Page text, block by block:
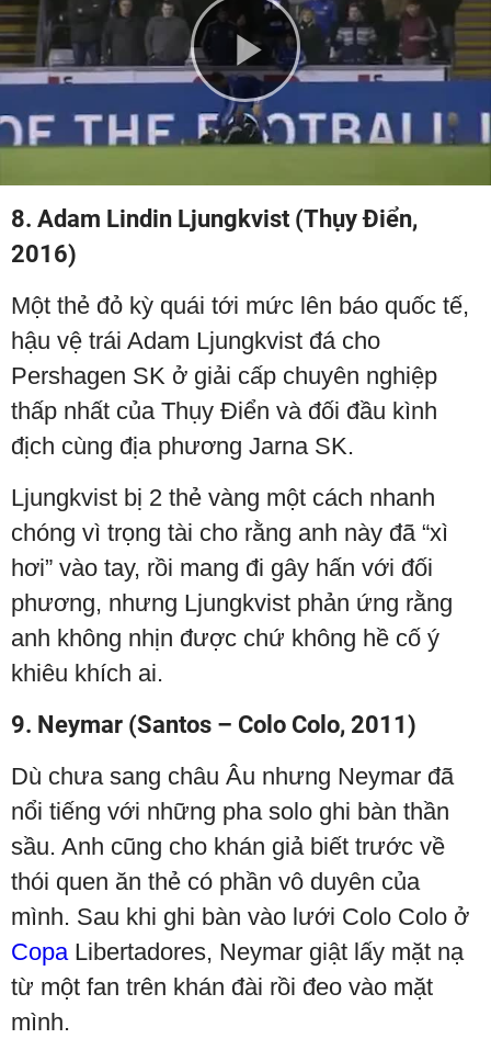
Play
Video
8. Adam Lindin Ljungkvist (Thụy Điển,
2016)
Một thẻ đỏ kỳ quái tới mức lên báo quốc tế,
hậu vệ trái Adam Ljungkvist đá cho
Pershagen SK ở giải cấp chuyên nghiệp
thấp nhất của Thụy Điển và đối đầu kình
địch cùng địa phương Jarna SK.
Ljungkvist bị 2 thẻ vàng một cách nhanh
chóng vì trọng tài cho rằng anh này đã “xì
hơi” vào tay, rồi mang đi gây hấn với đối
phương, nhưng Ljungkvist phản ứng rằng
anh không nhịn được chứ không hề cố ý
khiêu khích ai.
9. Neymar (Santos – Colo Colo, 2011)
Dù chưa sang châu Âu nhưng Neymar đã
nổi tiếng với những pha solo ghi bàn thần
sầu. Anh cũng cho khán giả biết trước về
thói quen ăn thẻ có phần vô duyên của
mình. Sau khi ghi bàn vào lưới Colo Colo ở
Copa Libertadores, Neymar giật lấy mặt nạ
từ một fan trên khán đài rồi đeo vào mặt
mình.